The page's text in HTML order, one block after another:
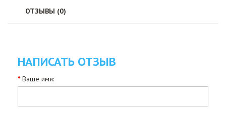
ОТЗЫВЫ (0)
НАПИСАТЬ ОТЗЫВ
Ваше имя: